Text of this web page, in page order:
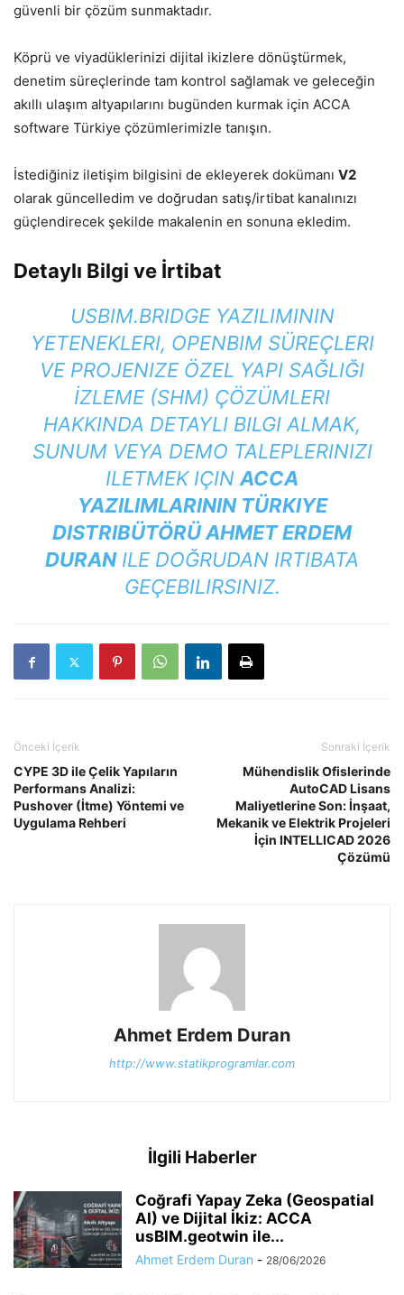
güvenli bir çözüm sunmaktadır.
Köprü ve viyadüklerinizi dijital ikizlere dönüştürmek,
denetim süreçlerinde tam kontrol sağlamak ve geleceğin
akıllı ulaşım altyapılarını bugünden kurmak için ACCA
software Türkiye çözümlerimizle tanışın.
İstediğiniz iletişim bilgisini de ekleyerek dokümanı V2
olarak güncelledim ve doğrudan satış/irtibat kanalınızı
güçlendirecek şekilde makalenin en sonuna ekledim.
Detaylı Bilgi ve İrtibat
USBIM.BRIDGE YAZILIMININ
YETENEKLERI, OPENBIM SÜREÇLERI
VE PROJENIZE ÖZEL YAPI SAĞLIĞI
İZLEME (SHM) ÇÖZÜMLERI
HAKKINDA DETAYLI BILGI ALMAK,
SUNUM VEYA DEMO TALEPLERINIZI
ILETMEK IÇINACCA
YAZILIMLARININ TÜRKIYE
DISTRIBÜTÖRÜ AHMET ERDEM
DURANILE DOĞRUDAN IRTIBATA
GEÇEBILIRSINIZ.
Önceki İçerik
CYPE 3D ile Çelik Yapıların
Performans Analizi:
Pushover (İtme) Yöntemi ve
Uygulama Rehberi
Sonraki İçerik
Mühendislik Ofislerinde
AutoCAD Lisans
Maliyetlerine Son: İnşaat,
Mekanik ve Elektrik Projeleri
İçin INTELLICAD 2026
Çözümü
Ahmet Erdem Duran
http://www.statikprogramlar.com
İlgili Haberler
Coğrafi Yapay Zeka (Geospatial
AI) ve Dijital İkiz: ACCA
usBIM.geotwin ile...
Ahmet Erdem Duran - 28/06/2026